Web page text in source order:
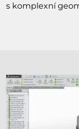
s komplexní